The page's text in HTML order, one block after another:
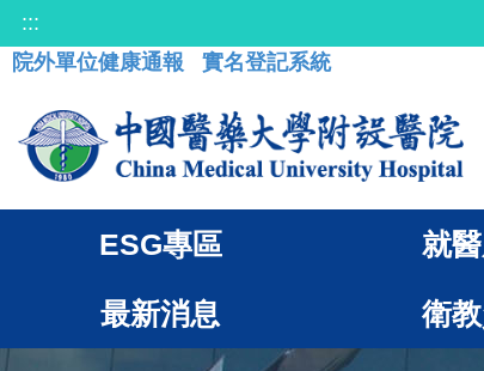
:::
院外單位健康通報
實名登記系統
ESG專區 就
最新消息 衛